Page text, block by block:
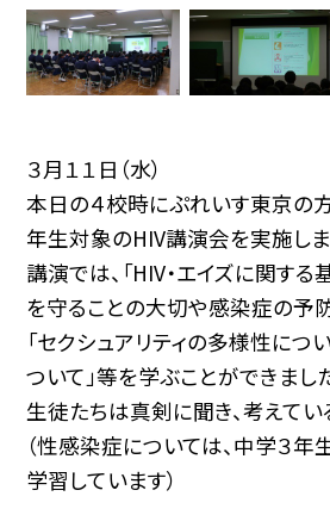
３月１１日（水）
本日の４校時にぷれいす東京の
年生対象のHIV講演会を実施しま
講演では、「HIV・エイズに関す
を守ることの大切や感染症の予防
「セクシュアリティの多様性につい
ついて」等を学ぶことができまし
生徒たちは真剣に聞き、考えてい
（性感染症については、中学３
学習しています）